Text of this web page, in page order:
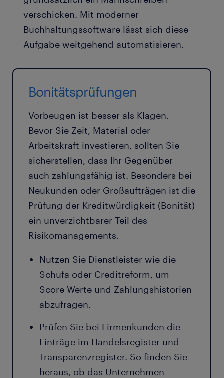
verschicken. Mit moderner
Buchhaltungssoftware lässt sich diese
Aufgabe weitgehend automatisieren.
Bonitätsprüfungen
Vorbeugen ist besser als Klagen.
Bevor Sie Zeit, Material oder
Arbeitskraft investieren, sollten Sie
sicherstellen, dass Ihr Gegenüber
auch zahlungsfähig ist. Besonders bei
Neukunden oder Großaufträgen ist die
Prüfung der Kreditwürdigkeit (Bonität)
ein unverzichtbarer Teil des
Risikomanagements.
Nutzen Sie Dienstleister wie die
Schufa oder Creditreform, um
Score-Werte und Zahlungshistorien
abzufragen.
Prüfen Sie bei Firmenkunden die
Einträge im Handelsregister und
Transparenzregister. So finden Sie
heraus, ob das Unternehmen